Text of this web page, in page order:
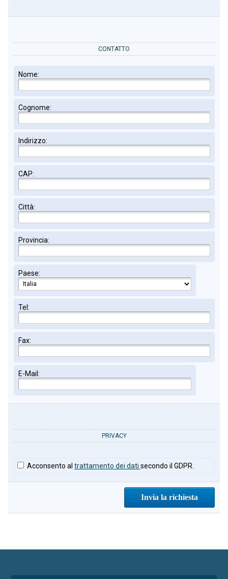
CONTATTO
Nome:
Cognome:
Indirizzo:
CAP:
Città:
Provincia:
Paese:
Tel:
Fax:
E-Mail:
PRIVACY
Acconsento al trattamento dei dati secondo il GDPR.